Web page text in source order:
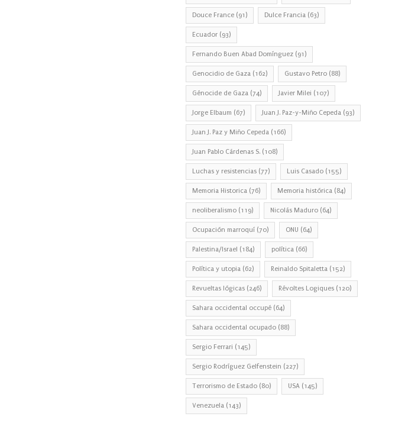
Douce France (91) Dulce Francia (63)
Ecuador (93)
Fernando Buen Abad Domínguez (91)
Genocidio de Gaza (162) Gustavo Petro (88)
Génocide de Gaza (74) Javier Milei (107)
Jorge Elbaum (67) Juan J. Paz-y-Miño Cepeda (93)
Juan J. Paz y Miño Cepeda (166)
Juan Pablo Cárdenas S. (108)
Luchas y resistencias (77) Luis Casado (155)
Memoria Historica (76) Memoria histórica (84)
neoliberalismo (119) Nicolás Maduro (64)
Ocupación marroquí (70) ONU (64)
Palestina/Israel (184) política (66)
Política y utopia (62) Reinaldo Spitaletta (152)
Revueltas lógicas (246) Révoltes Logiques (120)
Sahara occidental occupé (64)
Sahara occidental ocupado (88)
Sergio Ferrari (145)
Sergio Rodríguez Gelfenstein (227)
Terrorismo de Estado (80) USA (145)
Venezuela (143)